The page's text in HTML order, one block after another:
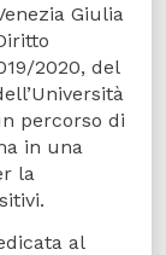
Giulia
2020, del
percorso di
in una
la
al